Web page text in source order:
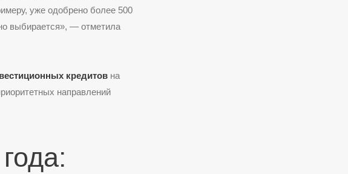
уже одобрено более 500
выбирается», — отметила
кредитов на
направлений